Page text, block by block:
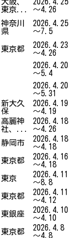
東京...
～4.26
神奈川
県
2026.4.25
～7.5
東京都
2026.4.23
～4.26
2026.4.20
～5.4
2026.4.20
～5.31
新大久
保
2026.4.19
～4.19
高麗神
社、...
2026.4.18
～4.26
静岡市
2026.4.18
～4.18
東京都
2026.4.16
～4.18
東京
2026.4.11
～8.8
東京都
2026.4.11
～4.12
東銀座
2026.4.10
～4.10
東京都
2026.4.8
～4.8